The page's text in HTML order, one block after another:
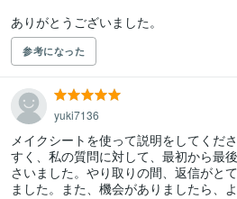
参考になった
yuki7136
メイクシートを使って説明をしてくだ
すく、私の質問に対して、最初から最
さいました。やり取りの間、返信がと
ました。また、機会がありましたら、